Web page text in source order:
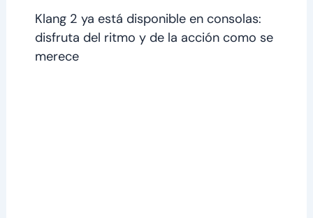
Klang 2 ya está disponible en consolas:
disfruta del ritmo y de la acción como se
merece